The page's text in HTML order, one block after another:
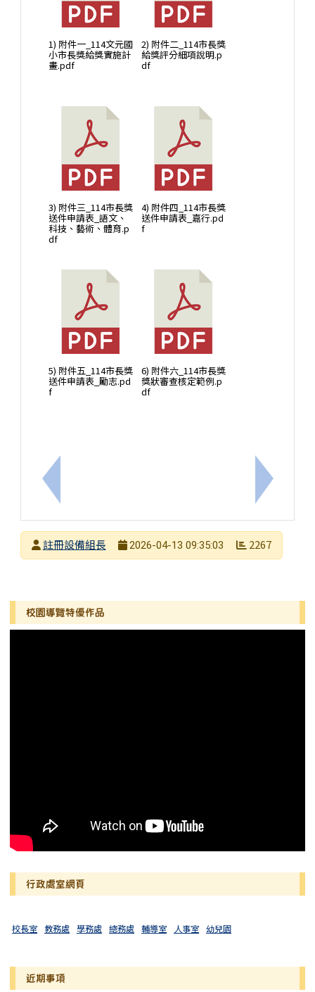
上一筆：轉知教育部國教署辦理「115年國中小本土
1) 附件一_114文元國
小市長獎給獎實施計
畫.pdf
2) 附件二_114市長獎
給獎評分細項說明.p
df
3) 附件三_114市長獎
送件申請表_語文、
科技、藝術、體育.p
df
4) 附件四_114市長獎
送件申請表_嘉行.pd
f
5) 附件五_114市長獎
送件申請表_勵志.pd
f
6) 附件六_114市長獎
獎狀審查核定範例.p
df
下一筆：
發布者
註冊設備組長
2026-04-13 09:35:03 2267
左邊區域內容
校園導覽特優作品
行政處室網頁
校長室 教務處 學務處 總務處 輔導室 人事室 幼兒園
近期事項